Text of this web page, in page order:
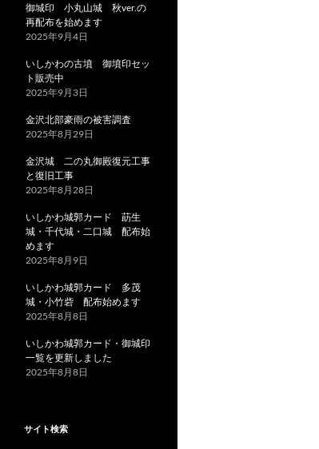
御城印 小丸山城 秋ver.の
再配布を始めます
2025年9月4日
いしかわの古墳 御墳印セッ
ト販売中
2025年9月3日
金沢北部豪雨の被害調査
2025年8月29日
金沢城 二の丸御殿復元工事
と復旧工事
2025年8月28日
いしかわ城郭カード 莇生
城・千代城・二口城 配布始
めます
2025年8月9日
いしかわ城郭カード 多茂
城・小竹砦 配布始めます
2025年8月8日
いしかわ城郭カード・御城印
一覧を更新しました
2025年8月8日
サイト検索